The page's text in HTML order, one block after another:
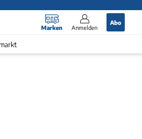
Marken Anmelden
Abo